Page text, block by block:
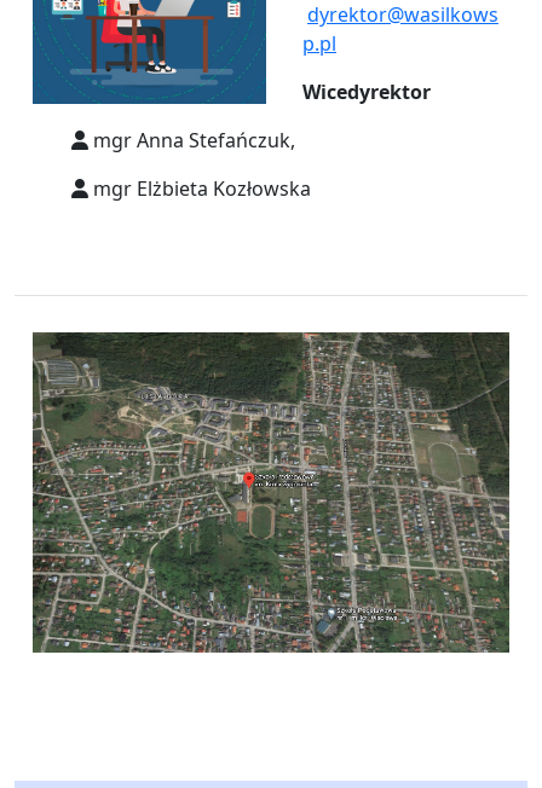
dyrektor@wasilkows
p.pl
Wicedyrektor
mgr Anna Stefańczuk,
mgr Elżbieta Kozłowska